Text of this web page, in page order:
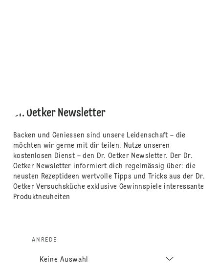
Dr. Oetker Newsletter
Backen und Geniessen sind unsere Leidenschaft – die
möchten wir gerne mit dir teilen. Nutze unseren
kostenlosen Dienst – den Dr. Oetker Newsletter. Der Dr.
Oetker Newsletter informiert dich regelmässig über: die
neusten Rezeptideen wertvolle Tipps und Tricks aus der Dr.
Oetker Versuchsküche exklusive Gewinnspiele interessante
Produktneuheiten
ANREDE